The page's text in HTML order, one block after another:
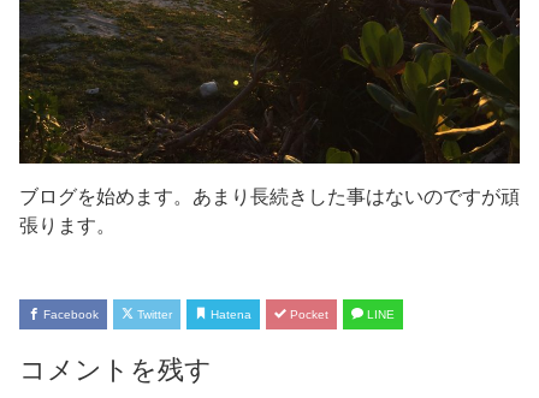
ブログを始めます。あまり長続きした事はないのですが頑
張ります。
Facebook Twitter Hatena Pocket LINE
コメントを残す